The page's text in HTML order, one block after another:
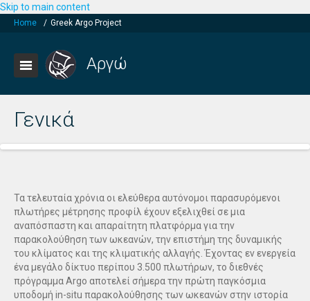
Skip to main content
Home / Greek Argo Project
Αργώ
Γενικά
Τα τελευταία χρόνια οι ελεύθερα αυτόνομοι παρασυρόμενοι
πλωτήρες μέτρησης προφίλ έχουν εξελιχθεί σε μια
αναπόσπαστη και απαραίτητη πλατφόρμα για την
παρακολούθηση των ωκεανών, την επιστήμη της δυναμικής
του κλίματος και της κλιματικής αλλαγής. Έχοντας εν ενεργεία
ένα μεγάλο δίκτυο περίπου 3.500 πλωτήρων, το διεθνές
πρόγραμμα Argo αποτελεί σήμερα την πρώτη παγκόσμια
υποδομή in-situ παρακολούθησης των ωκεανών στην ιστορία